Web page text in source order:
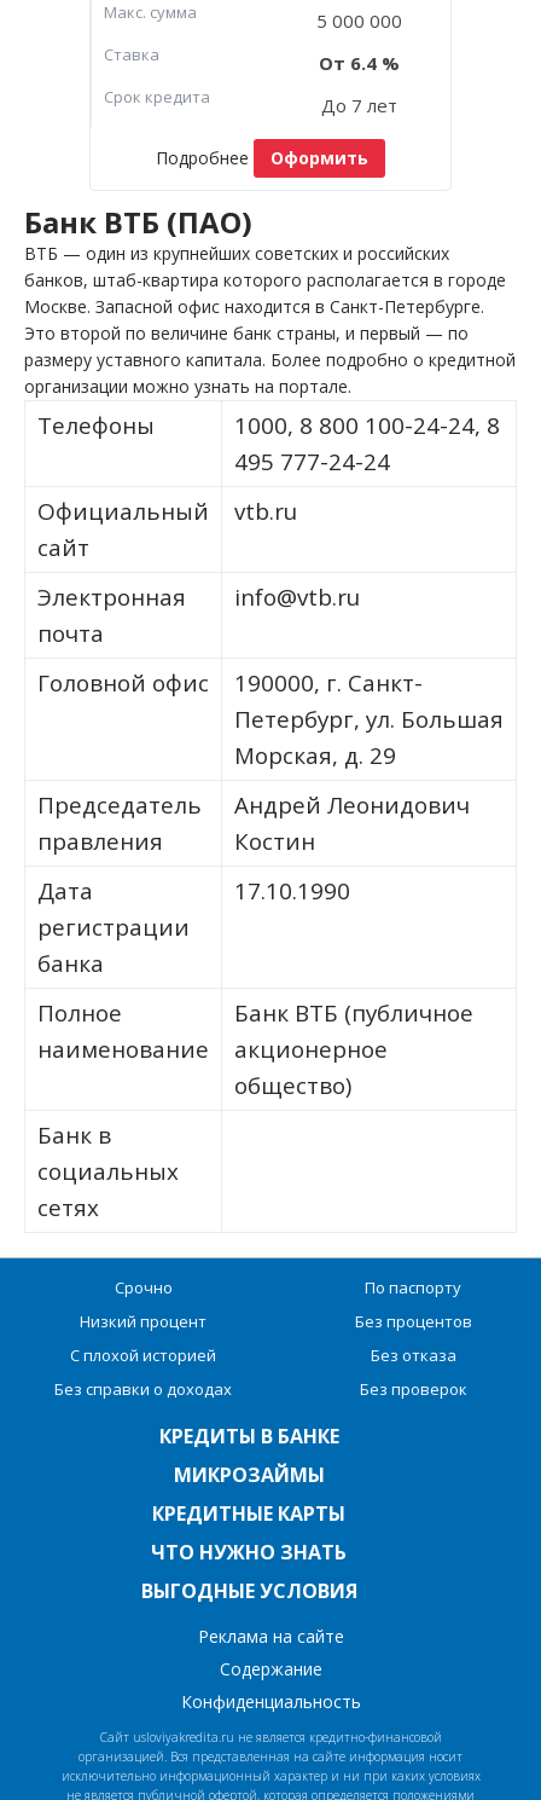
Макc. сумма 5 000 000
Ставка 6.4
Срок кредита До 7 лет
Подробнее Оформить
Банк ВТБ (ПАО)
ВТБ — один из крупнейших советских и российских
банков, штаб-квартира которого располагается в городе
Москве. Запасной офис находится в Санкт-Петербурге.
Это второй по величине банк страны, и первый — по
размеру уставного капитала. Более подробно о кредитной
организации можно узнать на портале.
Телефоны
1000, 8 800 100-24-24, 8
495 777-24-24
Официальный
сайт
vtb.ru
Электронная
почта
info@vtb.ru
Головной офис
190000, г. Санкт-
Петербург, ул. Большая
Морская, д. 29
Председатель
правления
Андрей Леонидович
Костин
Дата
регистрации
банка
17.10.1990
Полное
наименование
Банк ВТБ (публичное
акционерное
общество)
Банк в
социальных
сетях
Срочно
Низкий процент
С плохой историей
Без справки о доходах
По паспорту
Без процентов
Без отказа
Без проверок
КРЕДИТЫ В БАНКЕ
МИКРОЗАЙМЫ
КРЕДИТНЫЕ КАРТЫ
ЧТО НУЖНО ЗНАТЬ
ВЫГОДНЫЕ УСЛОВИЯ
Реклама на сайте
Содержание
Конфиденциальность
Сайт usloviyakredita.ru не является кредитно-финансовой
организацией. Вся представленная на сайте информация носит
исключительно информационный характер и ни при каких условиях
не является публичной офертой, которая определяется положениями